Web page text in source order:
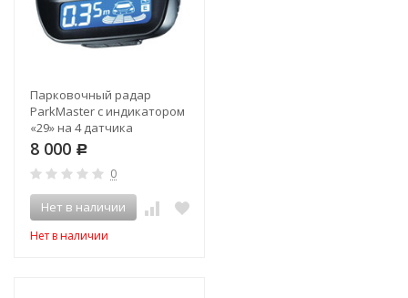
Парковочный радар
ParkMaster с индикатором
«29» на 4 датчика
8 000 Р
0
Нет в наличии
Нет в наличии